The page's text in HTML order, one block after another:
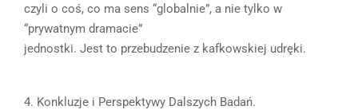
czyli o coś, co ma sens “globalnie”, a nie tylko w
“prywatnym dramacie”
jednostki. Jest to przebudzenie z kafkowskiej udręki.
4. Konkluzje i Perspektywy Dalszych Badań.